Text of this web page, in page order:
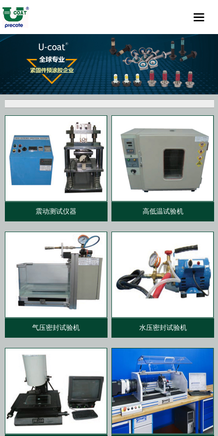
震动测试仪器 高低温试验机
气压密封试验机 水压密封试验机